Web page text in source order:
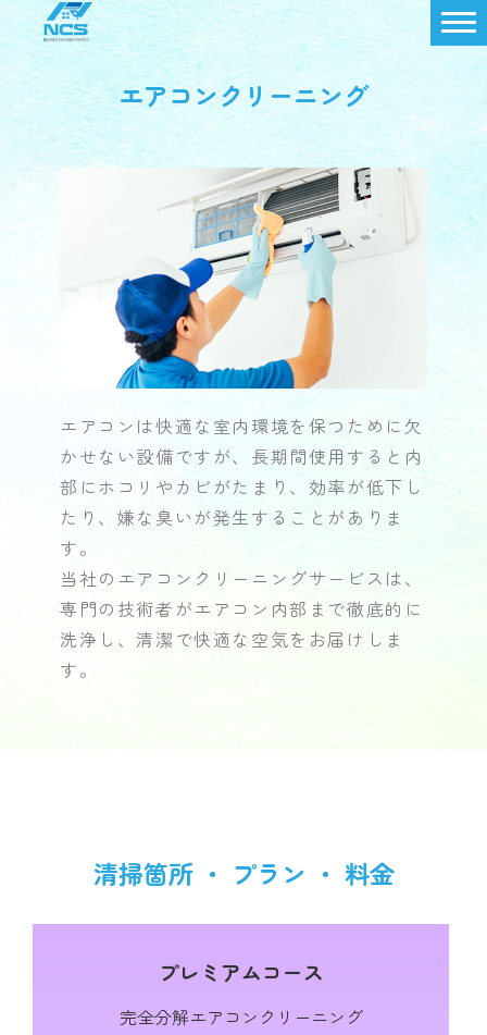
エアコンクリーニング
エアコンは快適な室内環境を保つために欠
かせない設備ですが、長期間使用すると内
部にホコリやカビがたまり、効率が低下し
たり、嫌な臭いが発生することがありま
す。
当社のエアコンクリーニングサービスは、
専門の技術者がエアコン内部まで徹底的に
洗浄し、清潔で快適な空気をお届けしま
す。
清掃箇所 ・ プラン ・ 料金
プレミアムコース
完全分解エアコンクリーニング